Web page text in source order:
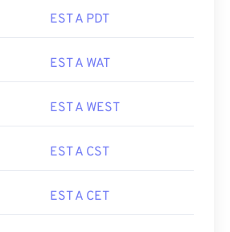
EST A PDT
EST A WAT
EST A WEST
EST A CST
EST A CET